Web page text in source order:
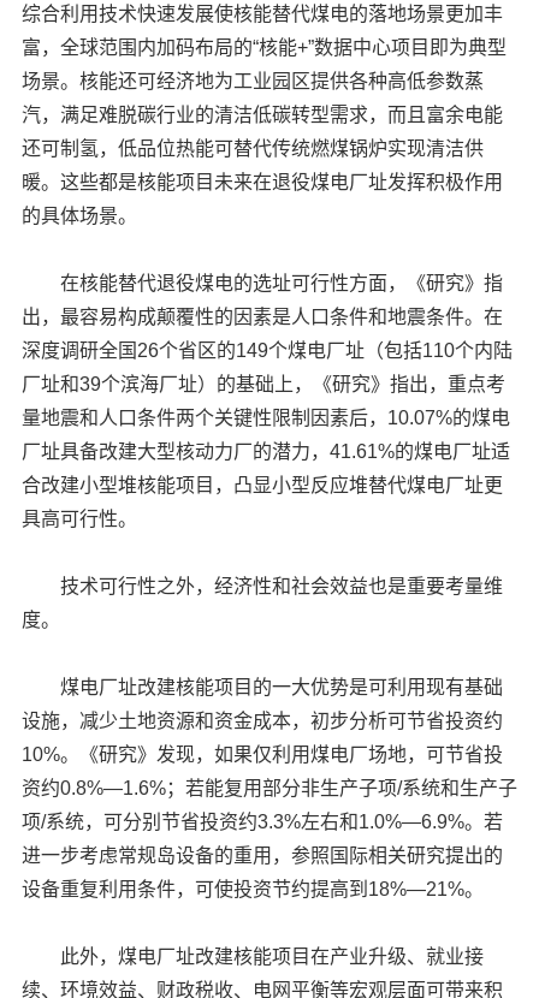
综合利用技术快速发展使核能替代煤电的落地场景更加丰
富，全球范围内加码布局的“核能+”数据中心项目即为典型
场景。核能还可经济地为工业园区提供各种高低参数蒸
汽，满足难脱碳行业的清洁低碳转型需求，而且富余电能
还可制氢，低品位热能可替代传统燃煤锅炉实现清洁供
暖。这些都是核能项目未来在退役煤电厂址发挥积极作用
的具体场景。
在核能替代退役煤电的选址可行性方面，《研究》指
出，最容易构成颠覆性的因素是人口条件和地震条件。在
深度调研全国26个省区的149个煤电厂址（包括110个内陆
厂址和39个滨海厂址）的基础上，《研究》指出，重点考
量地震和人口条件两个关键性限制因素后，10.07%的煤电
厂址具备改建大型核动力厂的潜力，41.61%的煤电厂址适
合改建小型堆核能项目，凸显小型反应堆替代煤电厂址更
具高可行性。
技术可行性之外，经济性和社会效益也是重要考量维
度。
煤电厂址改建核能项目的一大优势是可利用现有基础
设施，减少土地资源和资金成本，初步分析可节省投资约
10%。《研究》发现，如果仅利用煤电厂场地，可节省投
资约0.8%—1.6%；若能复用部分非生产子项/系统和生产子
项/系统，可分别节省投资约3.3%左右和1.0%—6.9%。若
进一步考虑常规岛设备的重用，参照国际相关研究提出的
设备重复利用条件，可使投资节约提高到18%—21%。
此外，煤电厂址改建核能项目在产业升级、就业接
续、环境效益、财政税收、电网平衡等宏观层面可带来积